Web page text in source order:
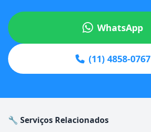
WhatsApp
(11) 4858-0767
🔧 Serviços Relacionados